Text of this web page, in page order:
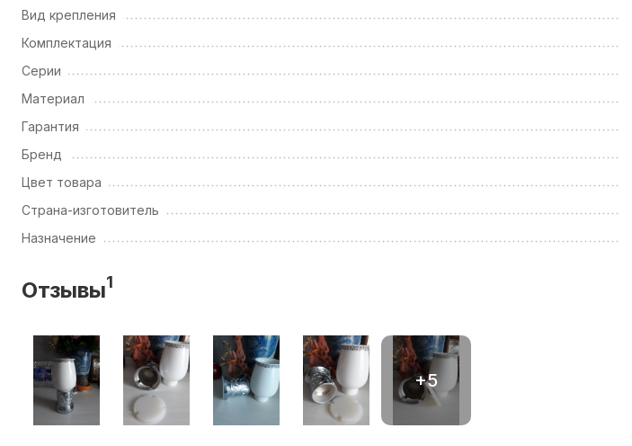
Вид крепления
Комплектация
Серии
Материал
Гарантия
Бренд
Цвет товара
Страна-изготовитель
Назначение
Отзывы1
+5